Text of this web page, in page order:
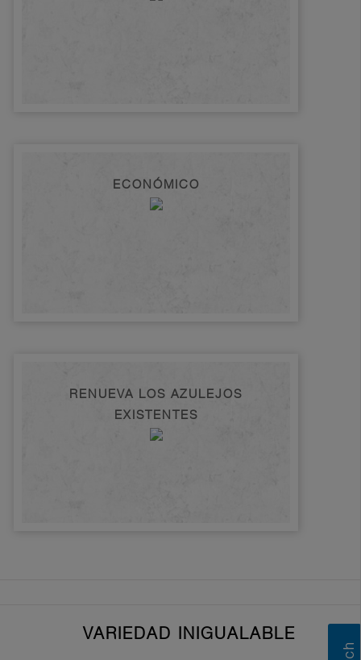
ECONÓMICO
RENUEVA LOS AZULEJOS
EXISTENTES
VARIEDAD INIGUALABLE